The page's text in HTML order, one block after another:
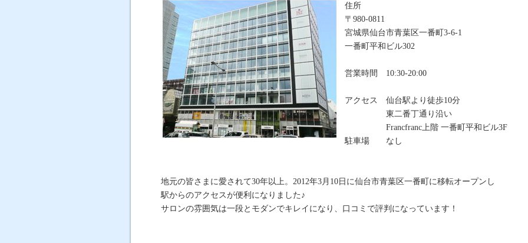
住所
〒980-0811
宮城県仙台市青葉区一番町3-6-1
一番町平和ビル302
営業時間 10:30-20:00
アクセス 仙台駅より徒歩10分
東二番丁通り沿い
Francfranc上階 一番町平和ビル3F
駐車場 なし
地元の皆さまに愛されて30年以上。2012年3月10日に仙台市青葉区一番町に移転オープンし
駅からのアクセスが便利になりました♪
サロンの雰囲気は一段とモダンでキレイになり、口コミで評判になっています！